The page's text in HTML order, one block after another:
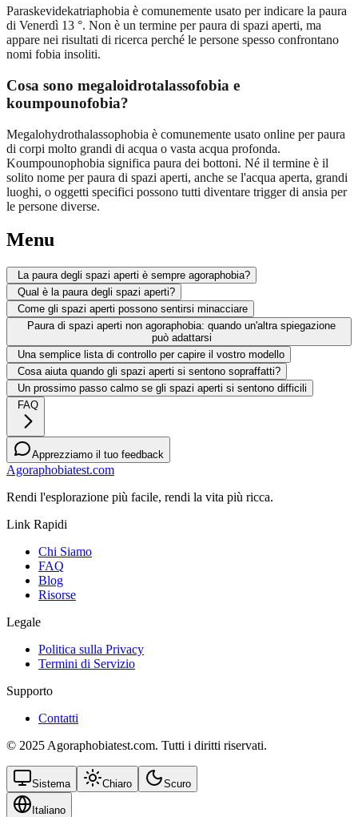
Paraskevidekatriaphobia è comunemente usato per indicare la paura
di Venerdì 13 °. Non è un termine per paura di spazi aperti, ma
appare nei risultati di ricerca perché le persone spesso confrontano
nomi fobia insoliti.
Cosa sono megaloidrotalassofobia e
koumpounofobia?
Megalohydrothalassophobia è comunemente usato online per paura
di corpi molto grandi di acqua o vasta acqua profonda.
Koumpounophobia significa paura dei bottoni. Né il termine è il
solito nome per paura di spazi aperti, anche se l'acqua aperta, grandi
luoghi, o oggetti specifici possono tutti diventare trigger di ansia per
le persone diverse.
Menu
La paura degli spazi aperti è sempre agoraphobia?
Qual è la paura degli spazi aperti?
Come gli spazi aperti possono sentirsi minacciare
Paura di spazi aperti non agoraphobia: quando un'altra spiegazione
può adattarsi
Una semplice lista di controllo per capire il vostro modello
Cosa aiuta quando gli spazi aperti si sentono sopraffatti?
Un prossimo passo calmo se gli spazi aperti si sentono difficili
FAQ
Apprezziamo il tuo feedback
Agoraphobiatest.com
Rendi l'esplorazione più facile, rendi la vita più ricca.
Link Rapidi
Chi Siamo
FAQ
Blog
Risorse
Legale
Politica sulla Privacy
Termini di Servizio
Supporto
Contatti
© 2025 Agoraphobiatest.com. Tutti i diritti riservati.
Sistema Chiaro Scuro
Italiano